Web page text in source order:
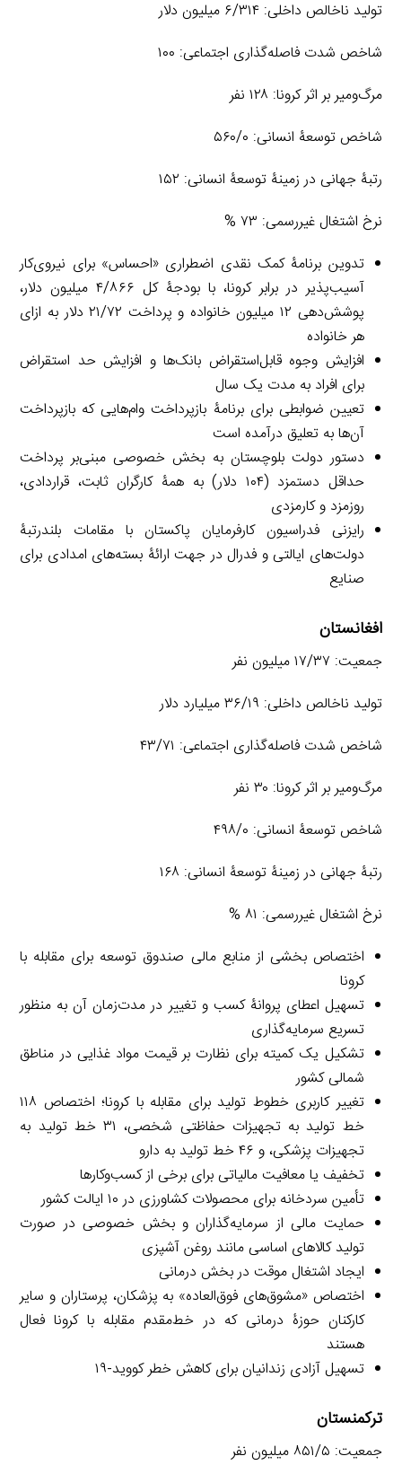
تولید ناخالص داخلی: ۶/۳۱۴ میلیون دلار
شاخص شدت فاصله‌گذاری اجتماعی: ۱۰۰
مرگ‌ومیر بر اثر کرونا: ۱۲۸ نفر
شاخص توسعۀ انسانی: ۵۶۰/۰
رتبۀ جهانی در زمینۀ توسعۀ انسانی: ۱۵۲
نرخ اشتغال غیررسمی: ۷۳ %
تدوین برنامۀ کمک نقدی اضطراری «احساس» برای نیروی‌کار
آسیب‌پذیر در برابر کرونا، با بودجۀ کل ۴/۸۶۶ میلیون دلار،
پوشش‌دهی ۱۲ میلیون خانواده و پرداخت ۲۱/۷۲ دلار به ازای
هر خانواده
افزایش وجوه قابل‌استقراض بانک‌ها و افزایش حد استقراض
برای افراد به مدت یک سال
تعیین ضوابطی برای برنامۀ بازپرداخت وام‌هایی که بازپرداخت
آن‌ها به تعلیق درآمده است
دستور دولت بلوچستان به بخش خصوصی مبنی‌بر پرداخت
حداقل دستمزد (۱۰۴ دلار) به همۀ کارگران ثابت، قراردادی،
روزمزد و کارمزدی
رایزنی فدراسیون کارفرمایان پاکستان با مقامات بلندرتبۀ
دولت‌های ایالتی و فدرال در جهت ارائۀ بسته‌های امدادی برای
صنایع
افغانستان
جمعیت: ۱۷/۳۷ میلیون نفر
تولید ناخالص داخلی: ۳۶/۱۹ میلیارد دلار
شاخص شدت فاصله‌گذاری اجتماعی: ۴۳/۷۱
مرگ‌ومیر بر اثر کرونا: ۳۰ نفر
شاخص توسعۀ انسانی: ۴۹۸/۰
رتبۀ جهانی در زمینۀ توسعۀ انسانی: ۱۶۸
نرخ اشتغال غیررسمی: ۸۱ %
اختصاص بخشی از منابع مالی صندوق توسعه برای مقابله با
کرونا
تسهیل اعطای پروانۀ کسب و تغییر در مدت‌زمان آن به منظور
تسریع سرمایه‌گذاری
تشکیل یک کمیته برای نظارت بر قیمت مواد غذایی در مناطق
شمالی کشور
تغییر کاربری خطوط تولید برای مقابله با کرونا؛ اختصاص ۱۱۸
خط تولید به تجهیزات حفاظتی شخصی، ۳۱ خط تولید به
تجهیزات پزشکی، و ۴۶ خط تولید به دارو
تخفیف یا معافیت مالیاتی برای برخی از کسب‌وکارها
تأمین سردخانه برای محصولات کشاورزی در ۱۰ ایالت کشور
حمایت مالی از سرمایه‌گذاران و بخش خصوصی در صورت
تولید کالاهای اساسی مانند روغن آشپزی
ایجاد اشتغال موقت در بخش درمانی
اختصاص «مشوق‌های فوق‌العاده» به پزشکان، پرستاران و سایر
کارکنان حوزۀ درمانی که در خط‌مقدم مقابله با کرونا فعال
هستند
تسهیل آزادی زندانیان برای کاهش خطر کووید-۱۹
ترکمنستان
جمعیت: ۸۵۱/۵ میلیون نفر